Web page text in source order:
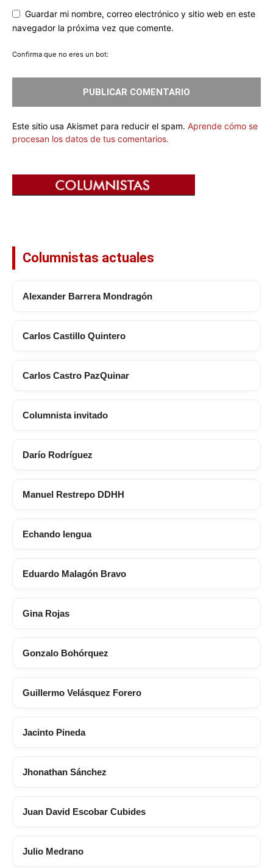
Guardar mi nombre, correo electrónico y sitio web en este
navegador la próxima vez que comente.
Confirma que no eres un bot:
Este sitio usa Akismet para reducir el spam. Aprende cómo se
procesan los datos de tus comentarios.
Columnistas actuales
Alexander Barrera Mondragón
Carlos Castillo Quintero
Carlos Castro PazQuinar
Columnista invitado
Darío Rodríguez
Manuel Restrepo DDHH
Echando lengua
Eduardo Malagón Bravo
Gina Rojas
Gonzalo Bohórquez
Guillermo Velásquez Forero
Jacinto Pineda
Jhonathan Sánchez
Juan David Escobar Cubides
Julio Medrano